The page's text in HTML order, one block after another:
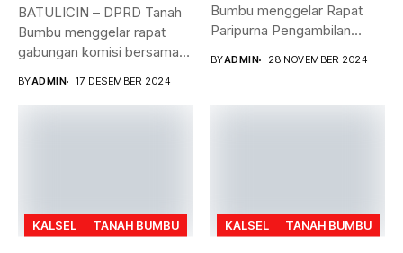
BATULICIN – DPRD Tanah
Bumbu menggelar rapat
gabungan komisi bersama
BYADMIN 17 DESEMBER 2024
Bumbu menggelar Rapat
Paripurna Pengambilan
BYADMIN 28 NOVEMBER 2024
KALSEL TANAH BUMBU KALSEL TANAH BUMBU